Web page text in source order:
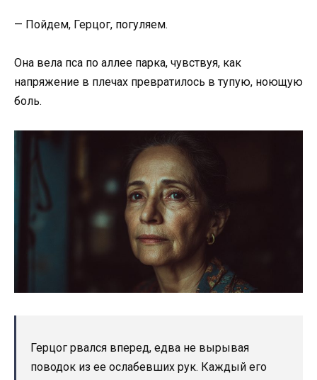
— Пойдем, Герцог, погуляем.
Она вела пса по аллее парка, чувствуя, как
напряжение в плечах превратилось в тупую, ноющую
боль.
Герцог рвался вперед, едва не вырывая
поводок из ее ослабевших рук. Каждый его